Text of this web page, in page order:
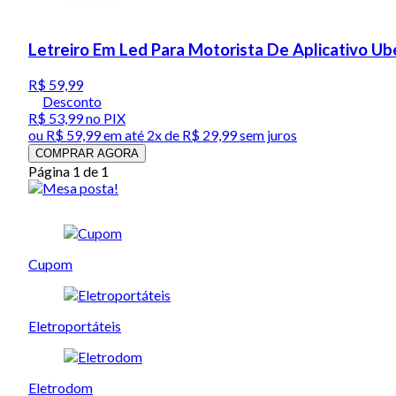
Letreiro Em Led Para Motorista De Aplicativo
R$ 59,99
Desconto
R$ 53,99no PIX
ou R$ 59,99em até 2x de R$ 29,99 sem juros
COMPRAR AGORA
Página 1 de 1
Cupom
Eletroportáteis
Eletrodom